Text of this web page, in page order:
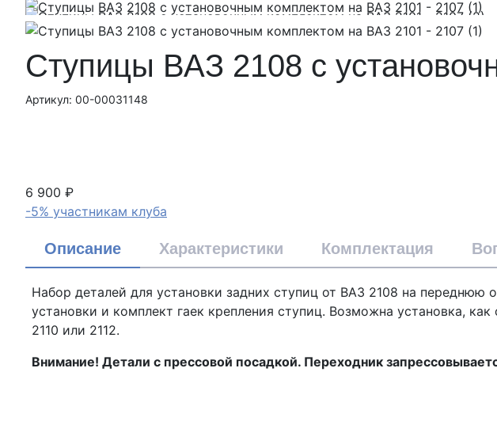
Ступицы ВАЗ 2108 с
Артикул: 00-00031148
6 900 ₽
-5% участникам клуба
Описание Характеристики Комплектация
Набор деталей для установки задних ступиц от ВАЗ 2108 на переднюю
установки и комплект гаек крепления ступиц. Возможна установка,
2110 или 2112.
Внимание! Детали с прессовой посадкой. Переходник